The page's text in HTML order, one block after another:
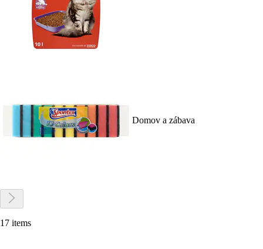
Domov a zábava
17 items